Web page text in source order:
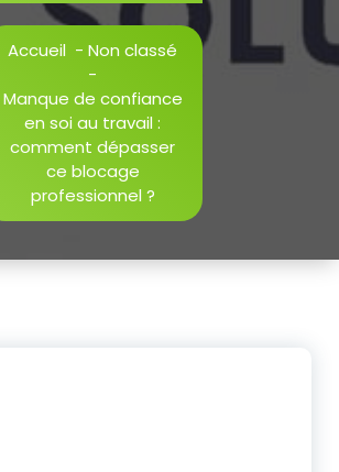
Accueil - Non classé
-
Manque de confiance
en soi au travail :
comment dépasser
ce blocage
professionnel ?